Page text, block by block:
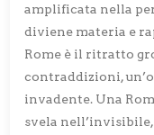
amplificata nella
diviene materia e
Rome è il ritratto
contraddizioni,
invadente. Una
svela